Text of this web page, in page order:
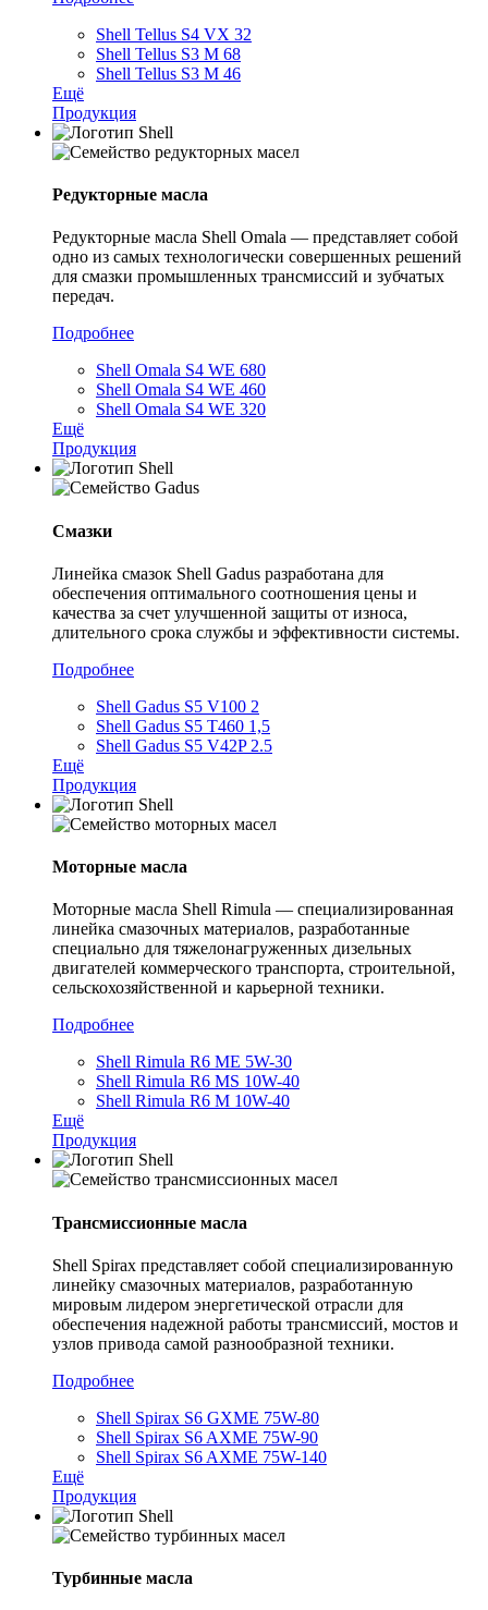
Shell Tellus S4 VX 32
Shell Tellus S3 M 68
Shell Tellus S3 M 46
Ещё
Продукция
Редукторные масла
Редукторные масла Shell Omala — представляет собой
одно из самых технологически совершенных решений
для смазки промышленных трансмиссий и зубчатых
передач.
Подробнее
Shell Omala S4 WE 680
Shell Omala S4 WE 460
Shell Omala S4 WE 320
Ещё
Продукция
Смазки
Линейка смазок Shell Gadus разработана для
обеспечения оптимального соотношения цены и
качества за счет улучшенной защиты от износа,
длительного срока службы и эффективности системы.
Подробнее
Shell Gadus S5 V100 2
Shell Gadus S5 T460 1,5
Shell Gadus S5 V42P 2.5
Ещё
Продукция
Моторные масла
Моторные масла Shell Rimula — специализированная
линейка смазочных материалов, разработанные
специально для тяжелонагруженных дизельных
двигателей коммерческого транспорта, строительной,
сельскохозяйственной и карьерной техники.
Подробнее
Shell Rimula R6 ME 5W-30
Shell Rimula R6 MS 10W-40
Shell Rimula R6 M 10W-40
Ещё
Продукция
Трансмиссионные масла
Shell Spirax представляет собой специализированную
линейку смазочных материалов, разработанную
мировым лидером энергетической отрасли для
обеспечения надежной работы трансмиссий, мостов и
узлов привода самой разнообразной техники.
Подробнее
Shell Spirax S6 GXME 75W-80
Shell Spirax S6 AXME 75W-90
Shell Spirax S6 AXME 75W-140
Ещё
Продукция
Турбинные масла